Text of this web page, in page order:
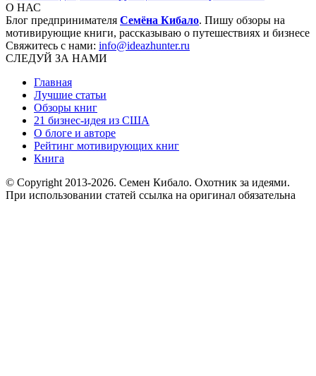
О НАС
Блог предпринимателя Семёна Кибало. Пишу обзоры на
мотивирующие книги, рассказываю о путешествиях и бизнесе
Свяжитесь с нами: info@ideazhunter.ru
СЛЕДУЙ ЗА НАМИ
Главная
Лучшие статьи
Обзоры книг
21 бизнес-идея из США
О блоге и авторе
Рейтинг мотивирующих книг
Книга
© Copyright 2013-2026. Семен Кибало. Охотник за идеями.
При использовании статей ссылка на оригинал обязательна